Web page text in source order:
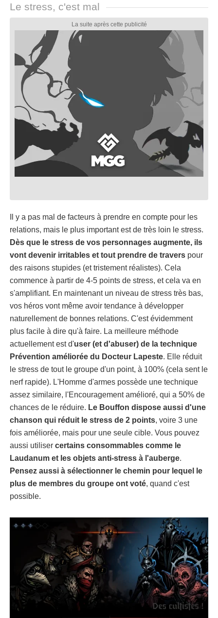
Le stress, c'est mal
Il y a pas mal de facteurs à prendre en compte pour les
relations, mais le plus important est de très loin le stress.
Dès que le stress de vos personnages augmente, ils
vont devenir irritables et tout prendre de travers pour
des raisons stupides (et tristement réalistes). Cela
commence à partir de 4-5 points de stress, et cela va en
s'amplifiant. En maintenant un niveau de stress très bas,
vos héros vont même avoir tendance à développer
naturellement de bonnes relations. C'est évidemment
plus facile à dire qu'à faire. La meilleure méthode
actuellement est d'user (et d'abuser) de la technique
Prévention améliorée du Docteur Lapeste. Elle réduit
le stress de tout le groupe d'un point, à 100% (cela sent le
nerf rapide). L'Homme d'armes possède une technique
assez similaire, l'Encouragement amélioré, qui a 50% de
chances de le réduire. Le Bouffon dispose aussi d'une
chanson qui réduit le stress de 2 points, voire 3 une
fois améliorée, mais pour une seule cible. Vous pouvez
aussi utiliser certains consommables comme le
Laudanum et les objets anti-stress à l'auberge.
Pensez aussi à sélectionner le chemin pour lequel le
plus de membres du groupe ont voté, quand c'est
possible.